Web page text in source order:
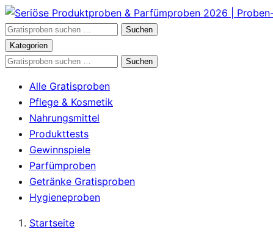
Zum
Inhalt
springen
Gratisproben
durchsuchen
Suchen
Kategorien
Gratisproben
Suchen
Alle Gratisproben
Pflege & Kosmetik
Nahrungsmittel
Produkttests
Gewinnspiele
Parfümproben
Getränke Gratisproben
Hygieneproben
Startseite